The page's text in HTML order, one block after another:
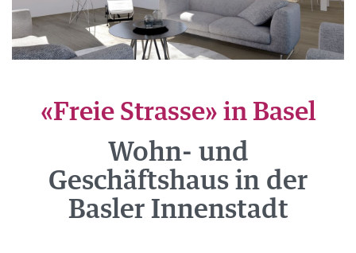
VERMIETUNG
PROJEKTENTWICKLUNG
ANGEBOT
KAUFEN
MIETEN
REFERENZEN
NEWS
ÜBER UNS
«Freie Strasse» in Basel
Wohn- und
Geschäftshaus in der
Basler Innenstadt